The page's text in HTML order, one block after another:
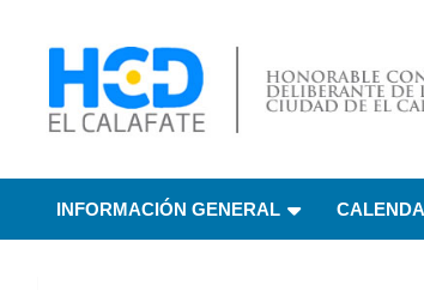
Honorable
Deliberante de El
INFORMACIÓN GENERAL